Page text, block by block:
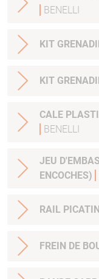
BENELLI
KIT
KIT
CALE
BENELLI
JEU
ENCOCHES)
RAIL